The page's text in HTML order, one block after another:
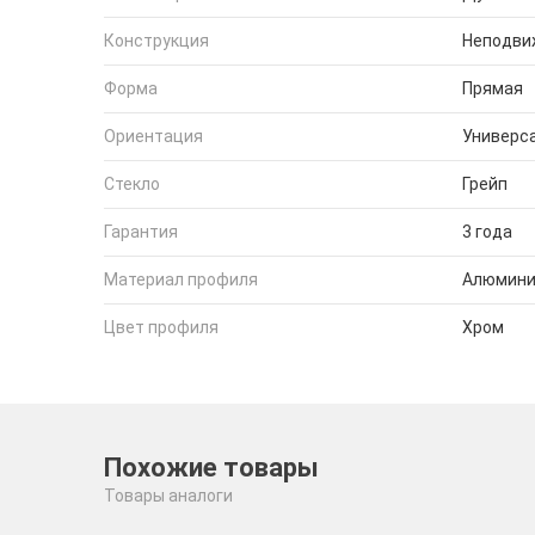
Конструкция
Форма Прямая
Ориентация
Стекло Грейп
Гарантия 3 года
Материал профиля
Цвет профиля Хром
Похожие товары
Товары аналоги